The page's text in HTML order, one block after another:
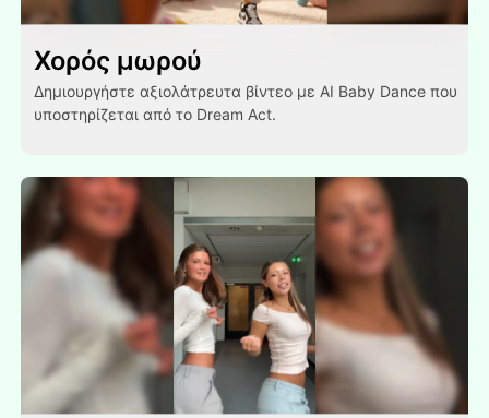
Χορός μωρού
Δημιουργήστε αξιολάτρευτα βίντεο με AI Baby Dance που
υποστηρίζεται από το Dream Act.